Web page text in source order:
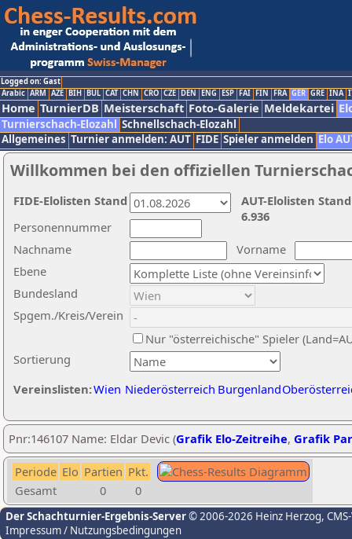
Logged on: Gast
Arabic ARM AZE BIH BUL CAT CHN CRO CZE DEN ENG ESP FAI FIN FRA GER GRE INA
Home TurnierDB Meisterschaft Foto-Galerie Meldekartei
Turnierschach-Elozahl Schnellschach-Elozahl
Allgemeines Turnier anmelden: AUT FIDE Spieler anmelden Elo
Willkommen bei den offiziellen
Nachname
Vorname
Ebene
Sortierung
Personennummer
Bundesland
Spgem./Kreis/Verein
Nur "österreichische" Spieler
Vereinslisten:Wien Niederösterreich Burgenland
AUT-Elolisten
6.936
FIDE-Elolisten Stand
Pnr:146107 Name: Eldar Devic (Grafik Elo-Zeitreihe, Grafik
Periode Elo Partien Pkt.
Gesamt
0 0
Der Schachturnier-Ergebnis-Server© 2006-2026 Heinz Herzog,
Impressum / Nutzungsbedingungen